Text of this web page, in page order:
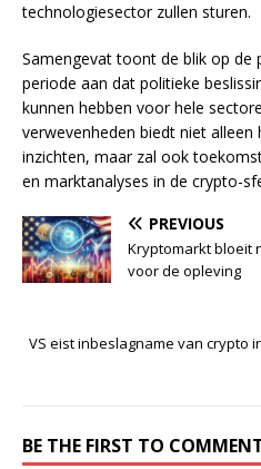
technologiesector zullen sturen.
Samengevat toont de blik op de
periode aan dat politieke
kunnen hebben voor hele
verwevenheden biedt niet alleen
inzichten, maar zal ook
en marktanalyses in de crypto-
PREVIOUS
Kryptomarkt bloeit
voor de opleving
VS eist inbeslagname van crypto
BE THE FIRST TO